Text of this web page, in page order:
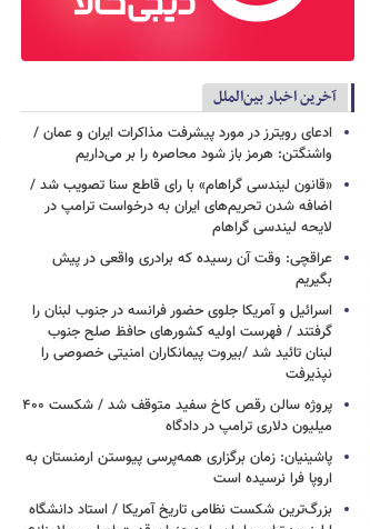
آخرین اخبار بین‌الملل
ادعای رویترز در مورد پیشرفت مذاکرات ایران و عمان /
واشنگتن: هرمز باز شود محاصره را بر می‌داریم
«قانون لیندسی گراهام» با رای قاطع سنا تصویب شد /
اضافه شدن تحریم‌های ایران به درخواست ترامپ در
لایحه لیندسی گراهام
عراقچی: وقت آن رسیده که برادری واقعی در پیش
بگیریم
اسرائیل و آمریکا جلوی حضور فرانسه در جنوب لبنان را
گرفتند / فهرست اولیه کشورهای حافظ صلح جنوب
لبنان تائید شد /بیروت پیمانکاران امنیتی خصوصی را
نپذیرفت
پروژه سالن رقص کاخ سفید متوقف شد / شکست ۴۰۰
میلیون دلاری ترامپ در دادگاه
پاشینیان: زمان برگزاری همه‌پرسی پیوستن ارمنستان به
اروپا فرا نرسیده است
بزرگ‌ترین شکست نظامی تاریخ آمریکا / استاد دانشگاه